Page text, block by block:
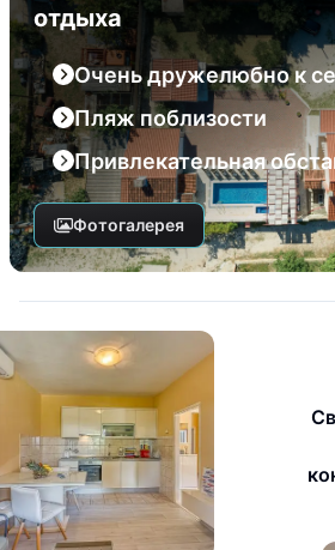
отдыха
Очень дружелюбно к
Пляж поблизости
Привлекательная
Фотогалерея